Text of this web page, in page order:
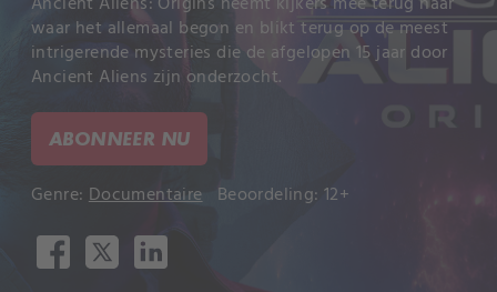
waar het allemaal begon en blikt terug op de meest
intrigerende mysteries die de afgelopen 15 jaar door
Ancient Aliens zijn onderzocht.
ABONNEER NU
Genre: Documentaire Beoordeling: 12+